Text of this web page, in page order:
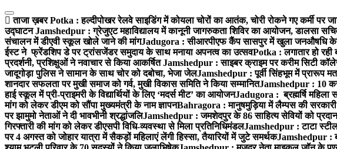
Skip
to
content
ताजा ख़बरPotka : हल्दीपोखर रेलवे साइडिंग में कोयला चोरों का आतंक, चोरी रोकने गए कर्मी पर
उद्घाटनJamshedpur : ग्रेजुएट महाविद्यालय में कानूनी जागरुकता शिविर का आयोजन, डालसा
संचालन में डीएवी स्कूल खोले जाने की मांगJadugora : सीआरपीएफ कैंप सासपुर में खुला जनऔषधि
ईस्ट ने फ्रेंडशिप डे पर ट्रांसजेंडर समुदाय के साथ मनाया अपनत्व का उत्सवPotka : लगातार हो रही
प्रदर्शनी, प्रशिक्षुओं ने नवाचार से किया आकर्षितJamshedpur : साइबर क्राइम पर करीम सिटी
जादूगोड़ा पुलिस ने सामान के साथ चोर को दबोचा, भेजा जेलJamshedpur : पूर्वी सिंहभूम में प्रारूप
शानदार सफलता पर मुखी समाज को गर्व, मुखी विकास समिति ने किया सम्मानितJamshedpur : 10
हाई स्कूल में प्री-प्राइमरी के विद्यार्थियों के लिए ‘मदर्स मीट’ का आयोजनJadugora : ब्रह्मर्षि महिला
मांग को लेकर डीएम को सौंपा मुख्यमंत्री के नाम ज्ञापनBahragora : मानुषमुड़िया में लैम्पस की
पर झामुमो नेताओं ने दी भावभीनी श्रद्धांजलिJamshedpur : जमशेदपुर के 86 साहित्य सेवियों को प्रदान
गिरफ्तारी की मांग को लेकर डीएसपी विधि-व्यवस्था से मिला प्रतिनिधिमंडलJamshedpur : टाटा स्टील
पर 4 अगस्त को जोहार यात्रा में सैकड़ों महिलाएं लेंगी हिस्सा, तैयारियों में जुटे समर्थकJamshedpur :